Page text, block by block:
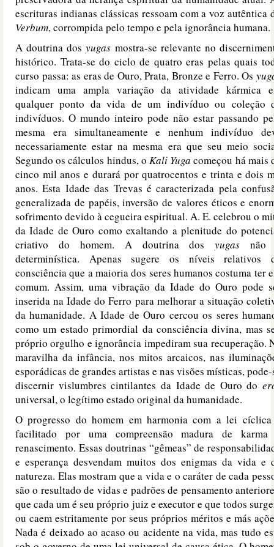
escrituras indianas clássicas ressoam com a voz autêntica
Verbum, corrompida pelo tempo e pela ignorância humana.
A doutrina dosyugas mostra-se relevante no
histórico. Trata-se do ciclo de quatro eras pelas quais
curso passa: as eras de Ouro, Prata, Bronze e Ferro. Os
indicam uma ampla variação da atividade kármica
qualquer ponto da vida de um indivíduo ou coleção
indivíduos. O mundo inteiro pode não estar passando
mesma era simultaneamente e nenhum indivíduo
necessariamente estar na mesma era que seu meio
Segundo os cálculos hindus, o Kali Yuga começou há mais
cinco mil anos e durará por quatrocentos e trinta e dois
anos. Esta Idade das Trevas é caracterizada pela
generalizada de papéis, inversão de valores éticos e
sofrimento devido à cegueira espiritual. A. E. celebrou o
da Idade de Ouro como exaltando a plenitude do
criativo do homem. A doutrina dosyugas não
determinística. Apenas sugere os níveis relativos
consciência que a maioria dos seres humanos costuma ter
comum. Assim, uma vibração da Idade do Ouro pode
inserida na Idade do Ferro para melhorar a situação
da humanidade. A Idade de Ouro cercou os seres
como um estado primordial da consciência divina, mas
próprio orgulho e ignorância impediram sua recuperação.
maravilha da infância, nos mitos arcaicos, nas
esporádicas de grandes artistas e nas visões místicas, pode-
discernir vislumbres cintilantes da Idade de Ouro do
universal, o legítimo estado original da humanidade.
O progresso do homem em harmonia com a lei
facilitado por uma compreensão madura de
renascimento. Essas doutrinas “gêmeas” de
e esperança desvendam muitos dos enigmas da vida e
natureza. Elas mostram que a vida e o caráter de cada
são o resultado de vidas e padrões de pensamento
que cada um é seu próprio juiz e executor e que todos
ou caem estritamente por seus próprios méritos e más
Nada é deixado ao acaso ou acidente na vida, mas tudo